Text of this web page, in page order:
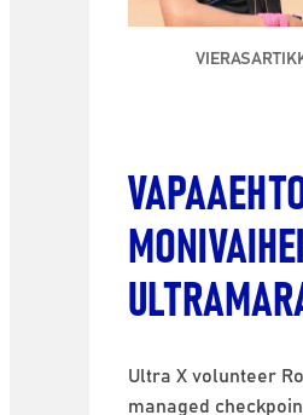
Ultra X volunteer
managed